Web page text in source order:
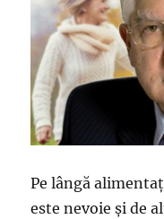
Pe lângă
este nevoie şi de